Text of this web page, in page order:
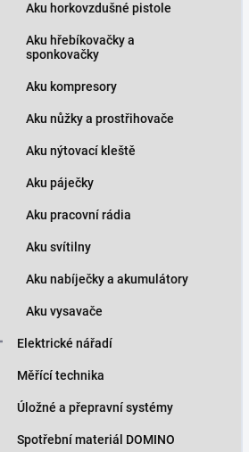
Aku horkovzdušné pistole
Aku hřebíkovačky a
sponkovačky
Aku kompresory
Aku nůžky a prostřihovače
Aku nýtovací kleště
Aku páječky
Aku pracovní rádia
Aku svítilny
Aku nabíječky a akumulátory
Aku vysavače
Elektrické nářadí
Měřící technika
Úložné a přepravní systémy
Spotřební materiál DOMINO